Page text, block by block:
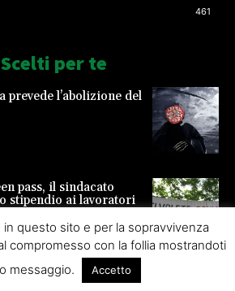
461
Scelti per te
l’abolizione del
pass, il sindacato
stipendio ai lavoratori
questo sito e per la sopravvivenza
compromesso con la follia mostrandoti
messaggio.
Accetto